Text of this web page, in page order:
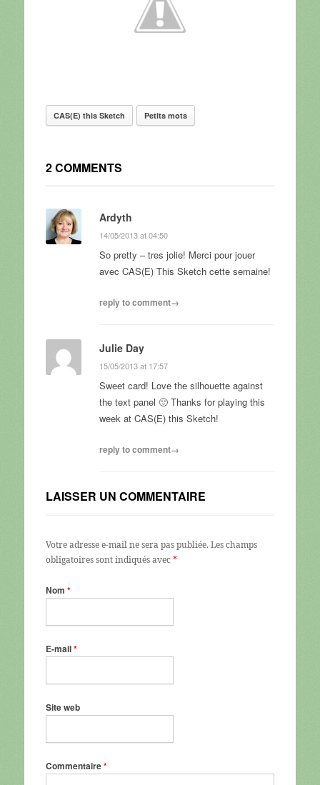
CAS(E) this Sketch Petits mots
2 COMMENTS
Ardyth
14/05/2013 at 04:50
So pretty – tres jolie! Merci pour jouer
avec CAS(E) This Sketch cette semaine!
reply to comment→
Julie Day
15/05/2013 at 17:57
Sweet card! Love the silhouette against
the text panel 🙂 Thanks for playing this
week at CAS(E) this Sketch!
reply to comment→
LAISSER UN COMMENTAIRE
Votre adresse e-mail ne sera pas publiée. Les champs
obligatoires sont indiqués avec*
Nom *
E-mail*
Site web
Commentaire*